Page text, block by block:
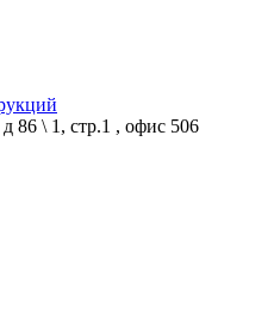
86 \ 1, стр.1 , офис 506